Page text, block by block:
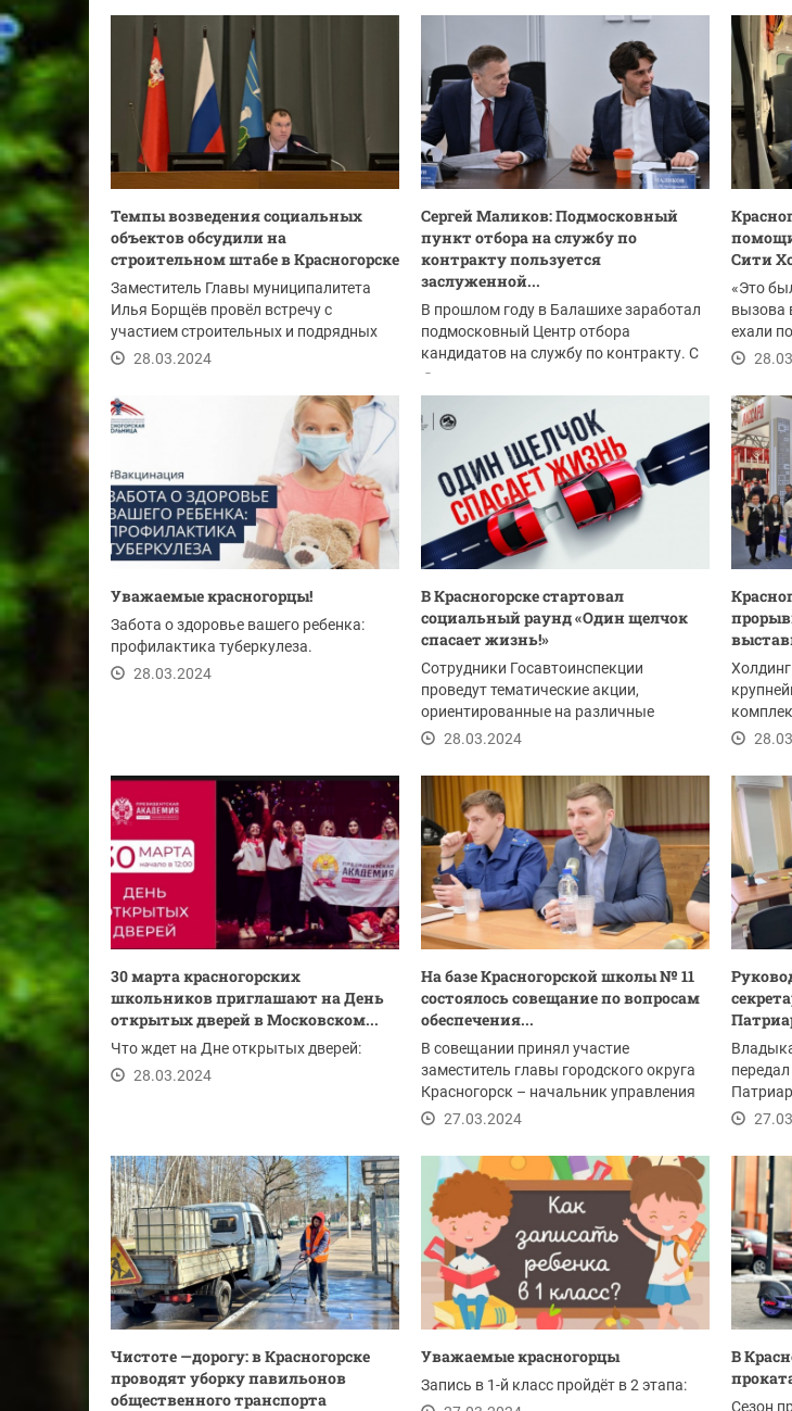
Темпы возведения социальных
объектов обсудили на
строительном штабе в Красногорске
Заместитель Главы муниципалитета
Илья Борщёв провёл встречу с
участием строительных и подрядных
организаций, а также...
28.03.2024
Сергей Маликов: Подмосковный
пункт отбора на службу по
контракту пользуется
заслуженной...
В прошлом году в Балашихе заработал
подмосковный Центр отбора
кандидатов на службу по контракту. С
тех пор сюда...
Сити
«Это
вызова
ехали
Уважаемые красногорцы!
Забота о здоровье вашего ребенка:
профилактика туберкулеза.
28.03.2024
В Красногорске стартовал
социальный раунд «Один щелчок
спасает жизнь!»
Сотрудники Госавтоинспекции
проведут тематические акции,
ориентированные на различные
возрастные и социальные слои...
28.03.2024
30 марта красногорских
школьников приглашают на День
открытых дверей в Московском...
Что ждет на Дне открытых дверей:
28.03.2024
На базе Красногорской школы № 11
состоялось совещание по вопросам
обеспечения...
В совещании принял участие
заместитель главы городского округа
Красногорск – начальник управления
по безопасности...
27.03.2024
Чистоте —дорогу: в Красногорске
проводят уборку павильонов
общественного транспорта
Уважаемые красногорцы
Запись в 1-й класс пройдёт в 2 этапа:
В
Сезон